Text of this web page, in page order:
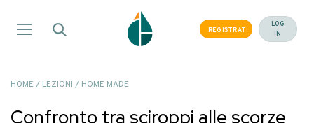
REGISTRATI
LOG
IN
HOME / LEZIONI / HOME MADE
Confronto tra sciroppi alle scorze